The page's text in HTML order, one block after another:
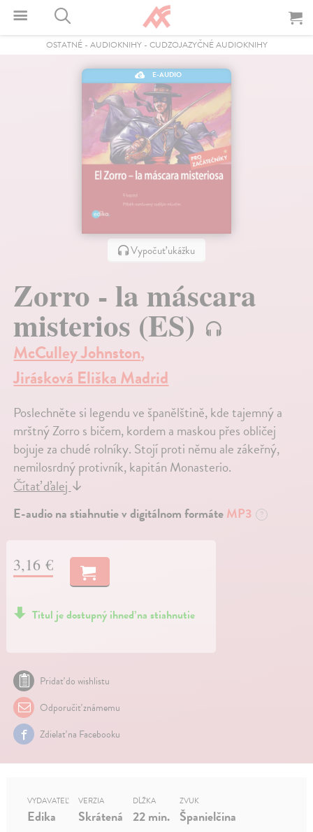
OSTATNÉ- AUDIOKNIHY- CUDZOJAZYČNÉ AUDIOKNIHY
E-AUDIO
Vypočuť ukážku
Zorro - la máscara
misterios (ES)
McCulley Johnston,
Jirásková Eliška Madrid
Poslechněte si legendu ve španělštině, kde tajemný a
mrštný Zorro s bičem, kordem a maskou přes obličej
bojuje za chudé rolníky. Stojí proti němu ale zákeřný,
nemilosrdný protivník, kapitán Monasterio.
Čítať ďalej↓
E-audio na stiahnutie v digitálnom formáteMP3 ?
3,16 €
Titul je dostupný ihneď na stiahnutie
Pridať do wishlistu
Odporučiť známemu
Zdielať na Facebooku
VYDAVATEĽ
Edika
VERZIA
Skrátená
DĹŽKA
22 min.
ZVUK
Španielčina